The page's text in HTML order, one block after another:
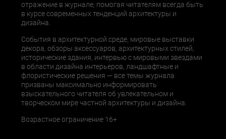
отражение в журнале, помогая читателям всегда быть
в курсе современных тенденций архитектуры и
дизайна.
События в архитектурной среде, мировые выставки
декора, обзоры аксессуаров, архитектурных стилей,
исторические здания, интервью с мировыми звездами
в области дизайна интерьеров, ландшафтные и
флористические решения — все темы журнала
призваны максимально информировать
взыскательного читателя об увлекательном и
творческом мире частной архитектуры и дизайна.
Возрастное ограничение 16+